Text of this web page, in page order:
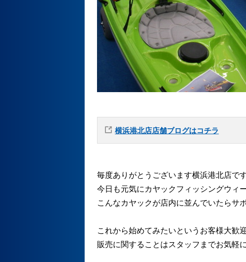
横浜港北店店舗ブログはコチラ
毎度ありがとうございます横浜港北店です
今日も元気にカヤックフィッシングウィ
こんなカヤックが店内に並んでいたらサ
これから始めてみたいというお客様大歓
販売に関することはスタッフまでお気軽